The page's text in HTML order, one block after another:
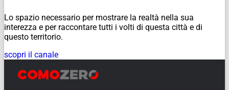
Lo spazio necessario per mostrare la realtà nella sua
interezza e per raccontare tutti i volti di questa città e di
questo territorio.
scopri il canale